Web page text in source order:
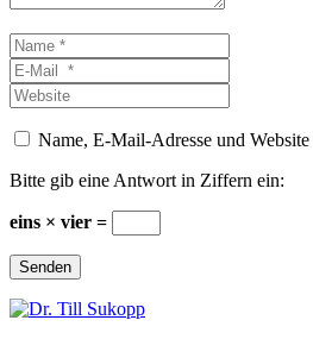
Name
*E-
Mail
*
Website
Name, E-Mail-Adresse und
Bitte gib eine Antwort in Ziffern ein:
eins × vier =
Senden